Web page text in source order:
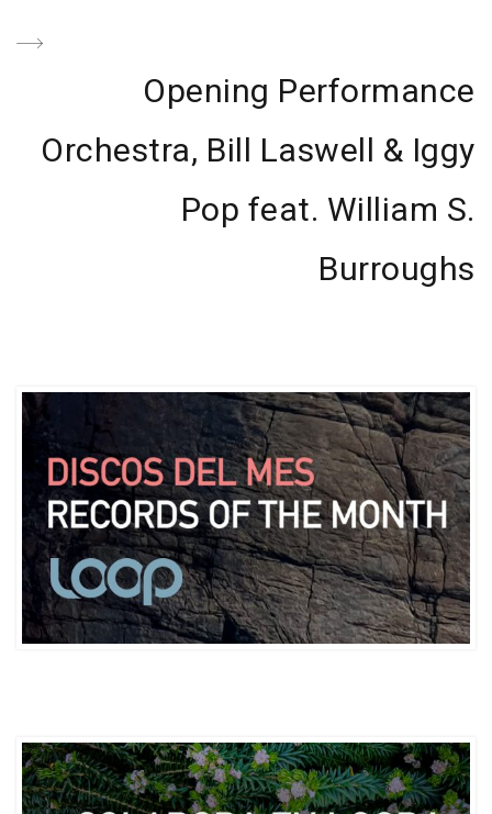
Next
Post
Opening Performance
Orchestra, Bill Laswell & Iggy
Pop feat. William S.
Burroughs